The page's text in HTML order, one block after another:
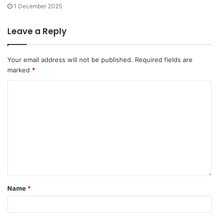
1 December 2025
Leave a Reply
Your email address will not be published. Required fields are
marked *
Name *